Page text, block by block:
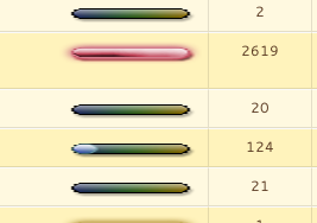
2
2619
20
124
21